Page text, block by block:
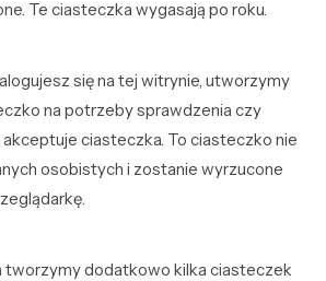
Te ciasteczka wygasają po roku.
się na tej witrynie, utworzymy
na potrzeby sprawdzenia czy
ciasteczka. To ciasteczko nie
osobistych i zostanie wyrzucone
tworzymy dodatkowo kilka ciasteczek